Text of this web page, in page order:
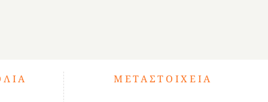
ΜΕΤΑΣΤΟΙΧΕΊΑ